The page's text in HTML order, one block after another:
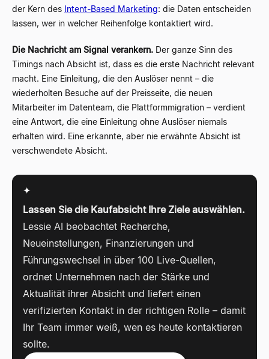
der Kern des Intent-Based Marketing: die Daten entscheiden
lassen, wer in welcher Reihenfolge kontaktiert wird.
Die Nachricht am Signal verankern. Der ganze Sinn des
Timings nach Absicht ist, dass es die erste Nachricht relevant
macht. Eine Einleitung, die den Auslöser nennt – die
wiederholten Besuche auf der Preisseite, die neuen
Mitarbeiter im Datenteam, die Plattformmigration – verdient
eine Antwort, die eine Einleitung ohne Auslöser niemals
erhalten wird. Eine erkannte, aber nie erwähnte Absicht ist
verschwendete Absicht.
✦
Lassen Sie die Kaufabsicht Ihre Ziele auswählen.
Lessie AI beobachtet Recherche,
Neueinstellungen, Finanzierungen und
Führungswechsel in über 100 Live-Quellen,
ordnet Unternehmen nach der Stärke und
Aktualität ihrer Absicht und liefert einen
verifizierten Kontakt in der richtigen Rolle – damit
Ihr Team immer weiß, wen es heute kontaktieren
sollte.